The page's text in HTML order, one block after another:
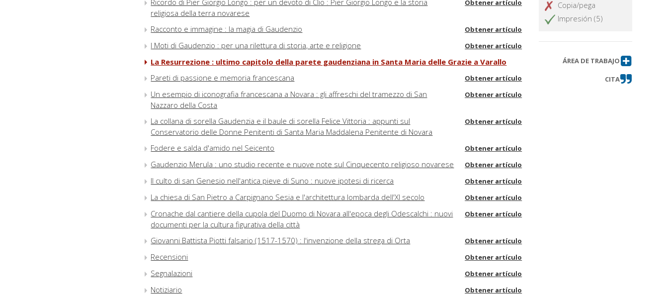
religiosa della terra novarese
Obtener artículo
Racconto e immagine : la magia di Gaudenzio Obtener artículo
I Moti di Gaudenzio : per una rilettura di storia, arte e religione Obtener artículo
La Resurrezione : ultimo capitolo della parete gaudenziana in Santa Maria delle Grazie a Varallo
Pareti di passione e memoria francescana
Obtener artículo
Un esempio di iconografia francescana a Novara : gli affreschi del tramezzo di San
Nazzaro della Costa
Obtener artículo
La collana di sorella Gaudenzia e il baule di sorella Felice Vittoria : appunti sul
Conservatorio delle Donne Penitenti di Santa Maria Maddalena Penitente di Novara
Obtener artículo
Fodere e salda d'amido nel Seicento Obtener artículo
Gaudenzio Merula : uno studio recente e nuove note sul Cinquecento religioso novarese Obtener artículo
Il culto di san Genesio nell'antica pieve di Suno : nuove ipotesi di ricerca Obtener artículo
La chiesa di San Pietro a Carpignano Sesia e l'architettura lombarda dell'XI secolo Obtener artículo
Cronache dal cantiere della cupola del Duomo di Novara all'epoca degli Odescalchi : nuovi
documenti per la cultura figurativa della città
Obtener artículo
Giovanni Battista Piotti falsario (1517-1570) : l'invenzione della strega di Orta Obtener artículo
Recensioni Obtener artículo
Segnalazioni Obtener artículo
Notiziario Obtener artículo
Copia/pega
Impresión (5)
ÁREA DE TRABAJO
CITA